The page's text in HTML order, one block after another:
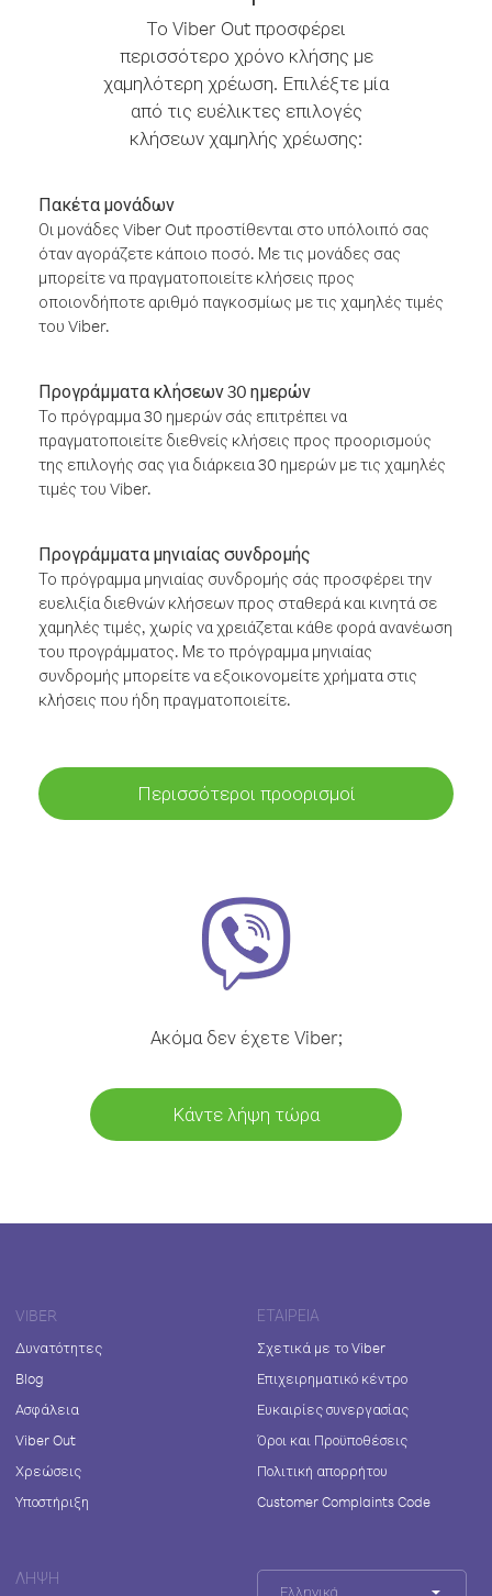
Το Viber Out προσφέρει
περισσότερο χρόνο κλήσης με
χαμηλότερη χρέωση. Επιλέξτε μία
από τις ευέλικτες επιλογές
κλήσεων χαμηλής χρέωσης:
Πακέτα μονάδων
Οι μονάδες Viber Out προστίθενται στο υπόλοιπό σας
όταν αγοράζετε κάποιο ποσό. Με τις μονάδες σας
μπορείτε να πραγματοποιείτε κλήσεις προς
οποιονδήποτε αριθμό παγκοσμίως με τις χαμηλές τιμές
του Viber.
Προγράμματα κλήσεων 30 ημερών
Το πρόγραμμα 30 ημερών σάς επιτρέπει να
πραγματοποιείτε διεθνείς κλήσεις προς προορισμούς
της επιλογής σας για διάρκεια 30 ημερών με τις χαμηλές
τιμές του Viber.
Προγράμματα μηνιαίας συνδρομής
Το πρόγραμμα μηνιαίας συνδρομής σάς προσφέρει την
ευελιξία διεθνών κλήσεων προς σταθερά και κινητά σε
χαμηλές τιμές, χωρίς να χρειάζεται κάθε φορά ανανέωση
του προγράμματος. Με το πρόγραμμα μηνιαίας
συνδρομής μπορείτε να εξοικονομείτε χρήματα στις
κλήσεις που ήδη πραγματοποιείτε.
Περισσότεροι προορισμοί
Ακόμα δεν έχετε Viber;
Κάντε λήψη τώρα
VIBER
Δυνατότητες
Blog
Ασφάλεια
Viber Out
Χρεώσεις
Υποστήριξη
ΕΤΑΙΡΕΊΑ
Σχετικά με το Viber
Επιχειρηματικό κέντρο
Ευκαιρίες συνεργασίας
Όροι και Προϋποθέσεις
Πολιτική απορρήτου
Customer Complaints Code
ΛΉΨΗ
Ελληνικά